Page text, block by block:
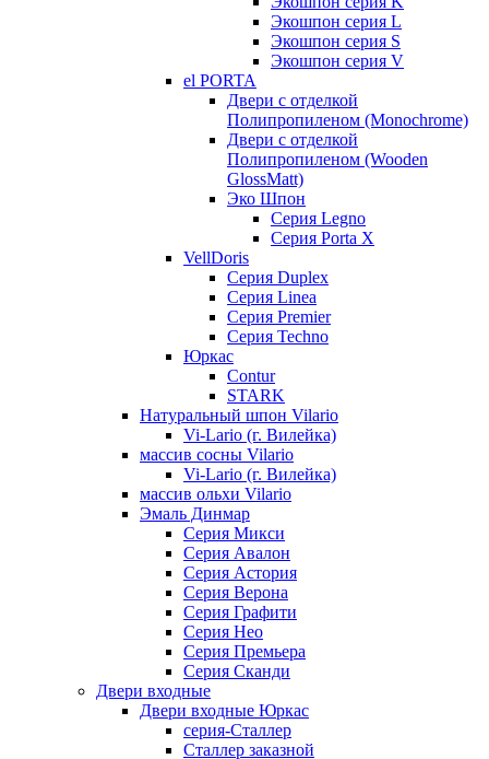
Экошпон серия L
Экошпон серия S
Экошпон серия V
el PORTA
Двери с отделкой
Полипропиленом (Monochrome)
Двери с отделкой
Полипропиленом (Wooden
GlossMatt)
Эко Шпон
Серия Legno
Серия Porta X
VellDoris
Серия Duplex
Серия Linea
Серия Premier
Серия Techno
Юркас
Contur
STARK
Натуральный шпон Vilario
Vi-Lario (г. Вилейка)
массив сосны Vilario
Vi-Lario (г. Вилейка)
массив ольхи Vilario
Эмаль Динмар
Серия Микси
Серия Авалон
Серия Астория
Серия Верона
Серия Графити
Серия Нео
Серия Премьера
Серия Сканди
Двери входные
Двери входные Юркас
серия-Сталлер
Сталлер заказной